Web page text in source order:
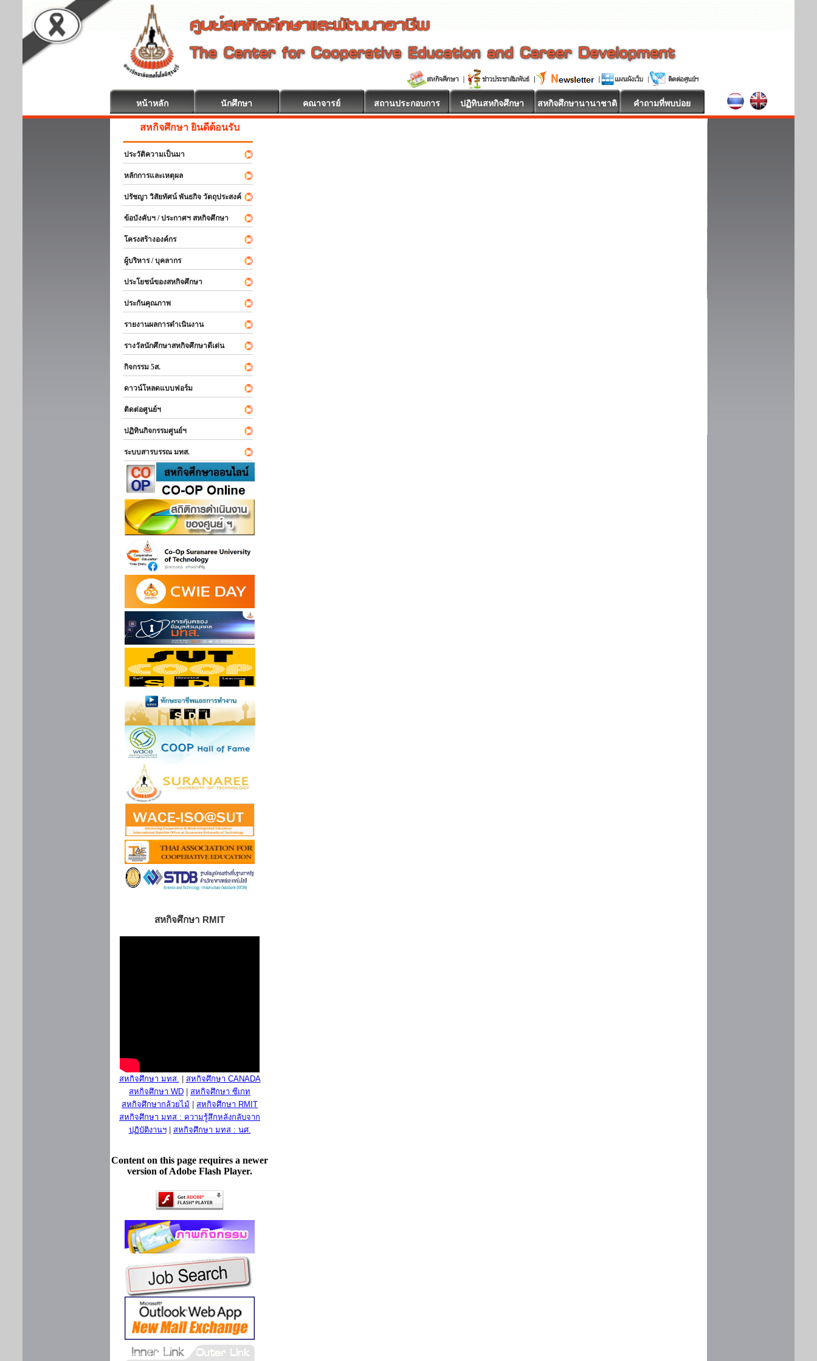
หน้าหลัก นักศึกษา คณาจารย์ สถานประกอบการ ปฏิทินสหกิจศึกษา สหกิจศึกษานานาชาติ คำถามที่พบบ่อย
สหกิจศึกษา ยินดีต้อนรับ
ประวัติความเป็นมา
หลักการและเหตุผล
ปรัชญา วิสัยทัศน์ พันธกิจ วัตถุประสงค์
ข้อบังคับฯ / ประกาศฯ สหกิจศึกษา
โครงสร้างองค์กร
ผู้บริหาร / บุคลากร
ประโยชน์ของสหกิจศึกษา
ประกันคุณภาพ
รายงานผลการดำเนินงาน
รางวัลนักศึกษาสหกิจศึกษาดีเด่น
กิจกรรม 5ส.
ดาวน์โหลดแบบฟอร์ม
ติดต่อศูนย์ฯ
ปฏิทินกิจกรรมศูนย์ฯ
ระบบสารบรรณ มทส.
สหกิจศึกษา RMIT
สหกิจศึกษา มทส.
สหกิจศึกษา CANADA
สหกิจศึกษา WD
สหกิจศึกษา ซีเกท
สหกิจศึกษากล้วยไม้
สหกิจศึกษา RMIT
สหกิจศึกษา มทส : ความรู้สึกหลังกลับจาก
ปฏิบัติงานฯ| สหกิจศึกษา มทส : นศ.
Content on this page requires a newer
version of Adobe Flash Player.